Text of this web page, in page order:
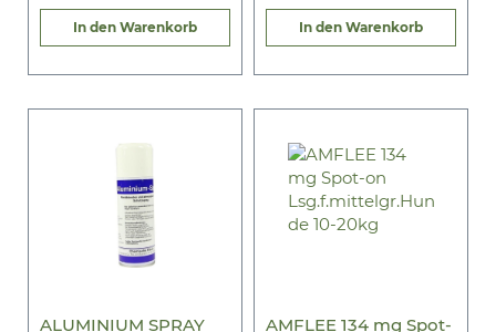
In den Warenkorb In den Warenkorb
ALUMINIUM SPRAY
AMFLEE 134 mg Spot-